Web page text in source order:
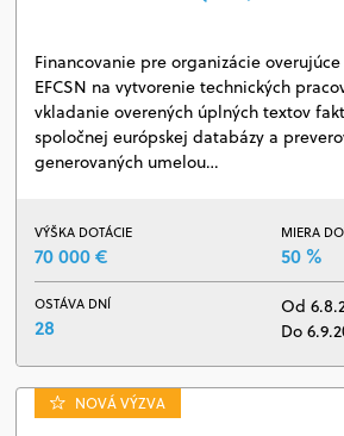
Financovanie pre organizácie
EFCSN na vytvorenie technických
vkladanie overených úplných textov
spoločnej európskej databázy a
generovaných umelou…
VÝŠKA DOTÁCIE
70 000 €
MIERA
50 %
OSTÁVA DNÍ
28
Od
Do
NOVÁ VÝZVA